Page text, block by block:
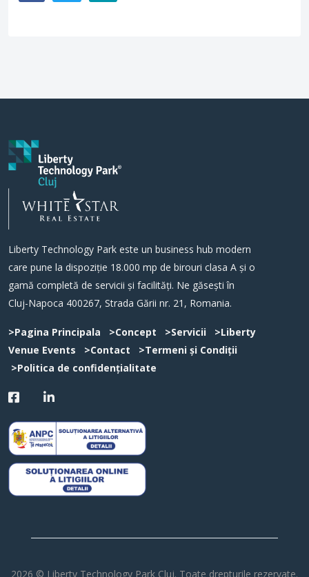
Liberty Technology Park este un business hub modern
care pune la dispoziție 18.000 mp de birouri clasa A și o
gamă completă de servicii și facilități. Ne găsești în
Cluj-Napoca 400267, Strada Gării nr. 21, Romania.
>Pagina Principala >Concept >Servicii
>Liberty
Venue Events
>Contact
>Termeni și Condiții
>Politica de confidențialitate
2026 © Liberty Technology Park Cluj. Toate drepturile rezervate.